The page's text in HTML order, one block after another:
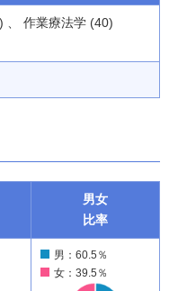
、 作業療法学 (40)
男女
比率
男：60.5％
女：39.5％